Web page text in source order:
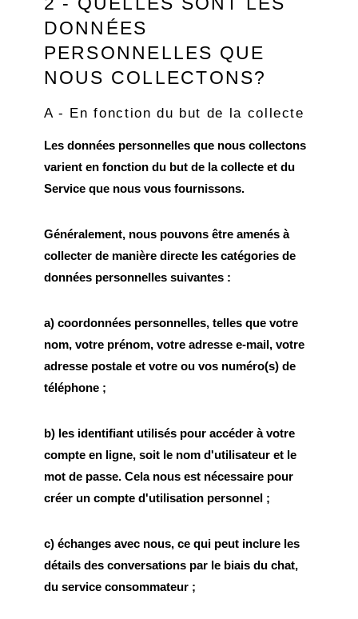
DONNÉES
PERSONNELLES QUE
NOUS COLLECTONS?
A - En fonction du but de la collecte
Les données personnelles que nous collectons
varient en fonction du but de la collecte et du
Service que nous vous fournissons.
Généralement, nous pouvons être amenés à
collecter de manière directe les catégories de
données personnelles suivantes :
a) coordonnées personnelles, telles que votre
nom, votre prénom, votre adresse e-mail, votre
adresse postale et votre ou vos numéro(s) de
téléphone ;
b) les identifiant utilisés pour accéder à votre
compte en ligne, soit le nom d'utilisateur et le
mot de passe. Cela nous est nécessaire pour
créer un compte d'utilisation personnel ;
c) échanges avec nous, ce qui peut inclure les
détails des conversations par le biais du chat,
du service consommateur ;